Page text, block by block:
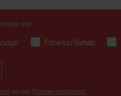
για:
Fitness/Rehab
και την Πολιτική Απορρήτου.